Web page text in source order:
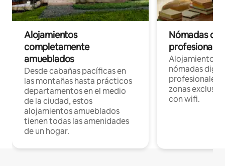
Alojamientos
completamente
amueblados
Desde cabañas pacíficas en
las montañas hasta prácticos
departamentos en el medio
de la ciudad, estos
alojamientos amueblados
tienen todas las amenidades
de un hogar.
Nómadas
Alojamientos
nómadas
profesionales
zonas
con wifi.